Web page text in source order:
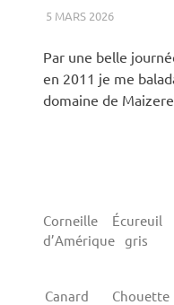
5 MARS 2026RENATO
2011
Par une belle
en 2011 je me
domaine de
Corneille
d’Amérique
Écureuil
gris
Canard
Chouette